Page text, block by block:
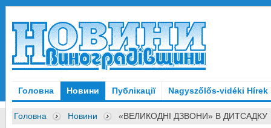
Головна Новини Публікації Nagyszőlős-vidéki Hírek
Головна Новини «ВЕЛИКОДНІ ДЗВОНИ» В ДИТСАДКУ